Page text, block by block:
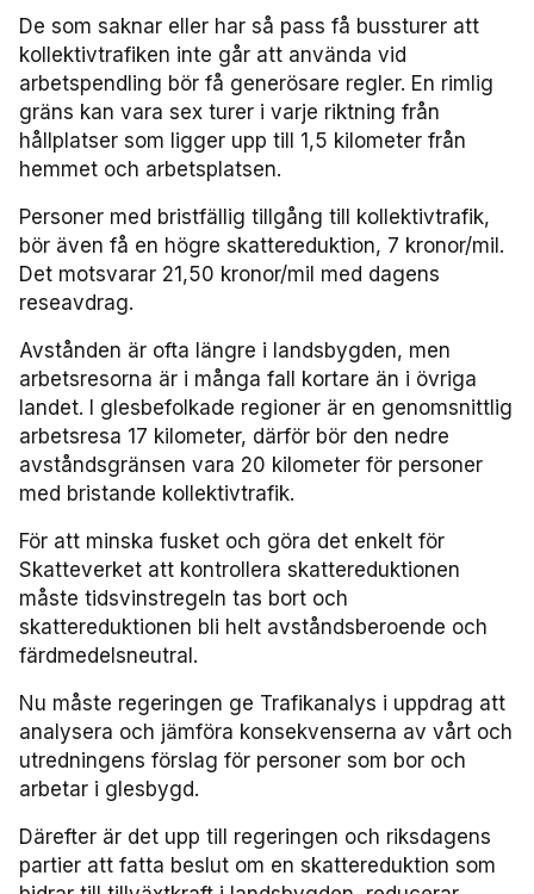
Tillgänglighets­nätverket 2022
Trafikutvecklar­nätverket 2023
Trafikutvecklar­nätverket 2022
Trygghets­nätverket 2024
Trygghets­nätverket 2023
Trygghets­nätverket 2022
De som saknar eller har så pass få bussturer att
kollektivtrafiken inte går att använda vid
arbetspendling bör få generösare regler. En rimlig
gräns kan vara sex turer i varje riktning från
hållplatser som ligger upp till 1,5 kilometer från
hemmet och arbetsplatsen.
Personer med bristfällig tillgång till kollektivtrafik,
bör även få en högre skattereduktion, 7 kronor/mil.
Det motsvarar 21,50 kronor/mil med dagens
reseavdrag.
Avstånden är ofta längre i landsbygden, men
arbetsresorna är i många fall kortare än i övriga
landet. I glesbefolkade regioner är en genomsnittlig
arbetsresa 17 kilometer, därför bör den nedre
avståndsgränsen vara 20 kilometer för personer
med bristande kollektivtrafik.
För att minska fusket och göra det enkelt för
Skatteverket att kontrollera skattereduktionen
måste tidsvinstregeln tas bort och
skattereduktionen bli helt avståndsberoende och
färdmedelsneutral.
Nu måste regeringen ge Trafikanalys i uppdrag att
analysera och jämföra konsekvenserna av vårt och
utredningens förslag för personer som bor och
arbetar i glesbygd.
Därefter är det upp till regeringen och riksdagens
partier att fatta beslut om en skattereduktion som